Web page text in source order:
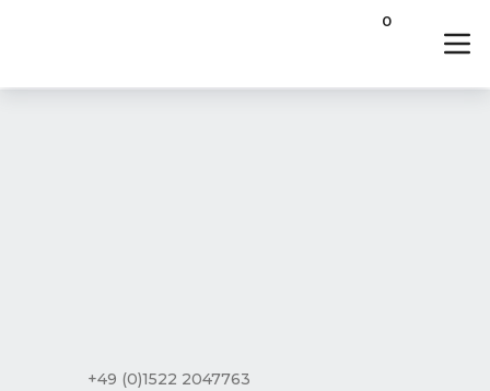
0
+49 (0)1522 2047763